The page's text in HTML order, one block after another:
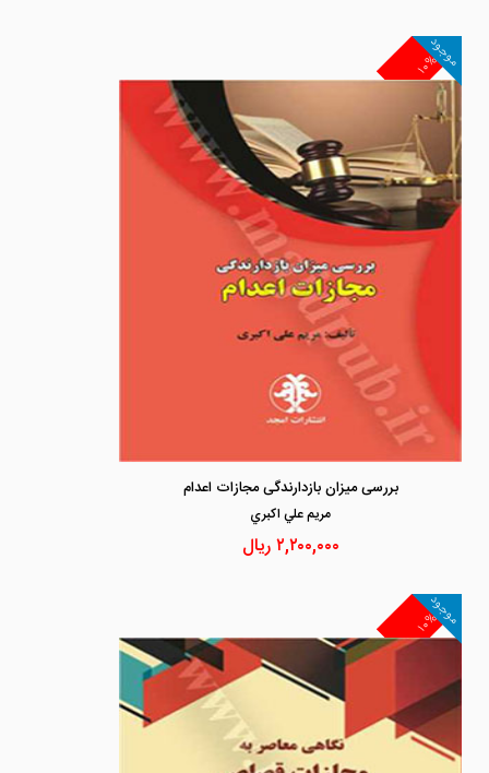
۱۰%
موجود
بررسی میزان بازدارندگی مجازات اعدام
مريم علي اكبري
۲,۲۰۰,۰۰۰ریال
۱۰%
موجود